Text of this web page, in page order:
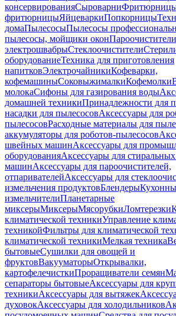
консервированияСыроварни
фритюрницыЯйцеваркиПопкорницы
домаПылесосыПылесосы
пылесосы, мойщики оконПароочистители
электрошвабрыСтеклоочистители
оборудованиеТехника для приготовления
напитковЭлектрочайникиКофеварки,
кофемашиныСоковыжималкиКофемолки
молокаСифоны для газирования воды
домашней техникиПринадлежности для
насадки для пылесосовАксессуары для
пылесосовРасходные материалы для
аккумуляторы для роботов-пылесосов
швейных машинАксессуары для
оборудованияАксессуары для
машинАксессуары для пароочистителей,
отпаривателейАксессуары для
измельчения продуктовБлендеры
измельчителиПланетарные
миксерыМиксерыМясорубкиЛомтерезки
климатической техникиУправление
техникойФильтры для климатической
климатической техникиМелкая техника
бытовыеСушилки для овощей и
фруктовВакууматорыОткрывалки,
картофелечисткиПроращиватели семян
сепараторы бытовыеАксессуары для
техникиАксессуары для вытяжек
духовокАксессуары для холодильников